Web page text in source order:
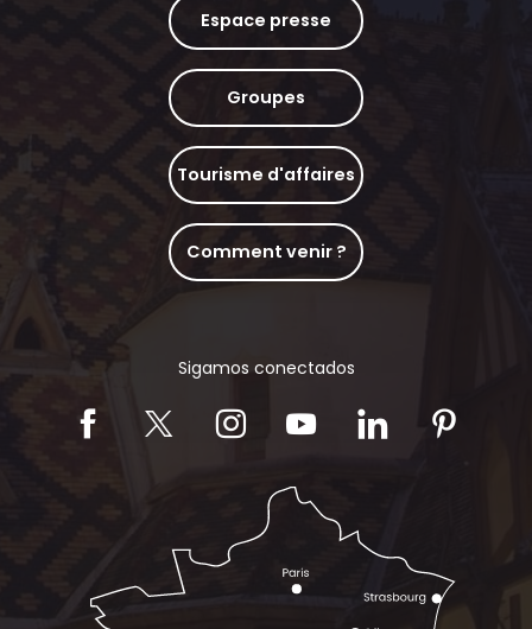
Espace presse
Groupes
Tourisme d'affaires
Comment venir ?
Sigamos conectados